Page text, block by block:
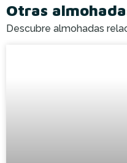
Otras
Descubre almohadas